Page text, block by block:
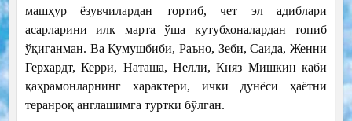
машҳур ёзувчилардан тортиб, чет эл адиблари
асарларини илк марта ўша кутубхоналардан топиб
ўқиганман. Ва Кумушбиби, Раъно, Зеби, Саида, Женни
Герхардт, Керри, Наташа, Нелли, Княз Мишкин каби
қаҳрамонларнинг характери, ички дунёси ҳаётни
теранроқ англашимга туртки бўлган.